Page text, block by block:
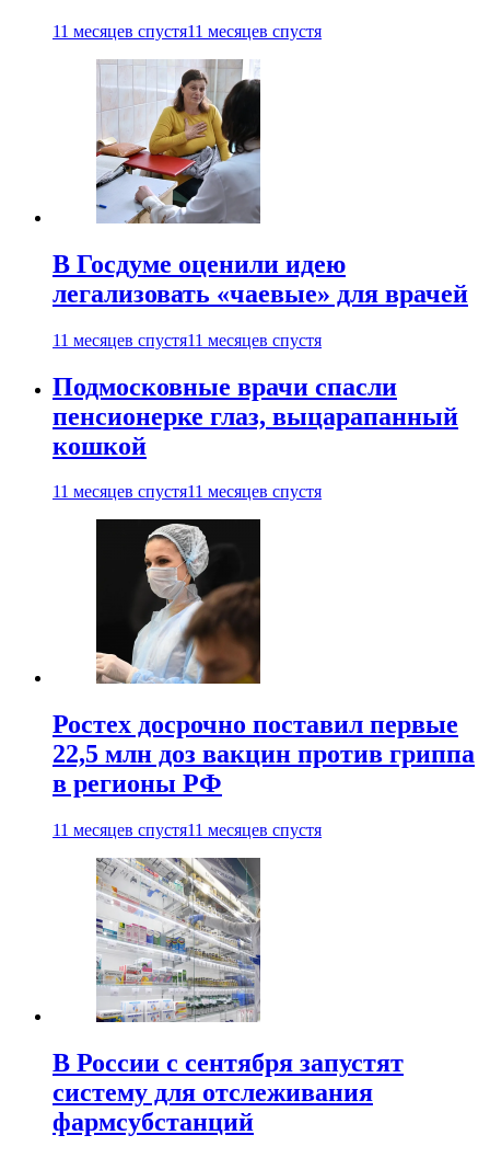
11 месяцев спустя11 месяцев спустя
В Госдуме оценили идею
легализовать «чаевые» для врачей
11 месяцев спустя11 месяцев спустя
Подмосковные врачи спасли
пенсионерке глаз, выцарапанный
кошкой
11 месяцев спустя11 месяцев спустя
Ростех досрочно поставил первые
22,5 млн доз вакцин против гриппа
в регионы РФ
11 месяцев спустя11 месяцев спустя
В России с сентября запустят
систему для отслеживания
фармсубстанций